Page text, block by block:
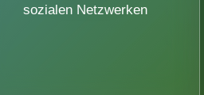
sozialen Netzwerken